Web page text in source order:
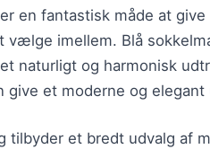
en fantastisk måde at
vælge imellem. Blå
naturligt og harmonisk
give et moderne og elegant
tilbyder et bredt udvalg af